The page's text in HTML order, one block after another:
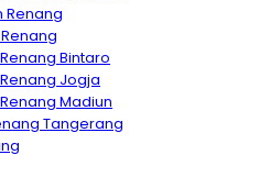
Renang
Bintaro
Jogja
Madiun
Tangerang